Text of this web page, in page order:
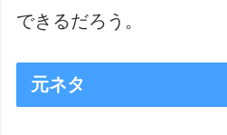
できるだろう。
元ネタ